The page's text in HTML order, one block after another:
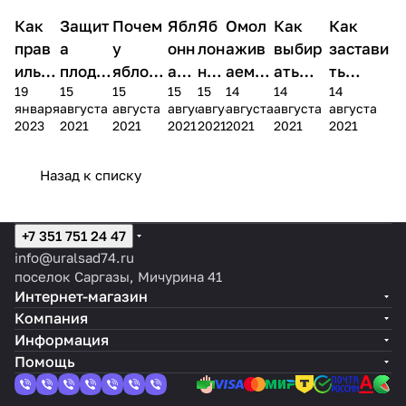
Посадка
и уход
Как
прав
ильно
поли
вать
19
января
2023
Болезни и
вредители
Защит
а
плодо
вых
дерев
нов
15
августа
2021
Посадка
и уход
Почем
у
яблони
плодон
осят
й год
15
августа
2021
Болезни и
вредители
Ябл
онн
ая
пло
до
15
августа
2021
Болезни и
вредители
Яб
лон
ны
й
пил
15
августа
2021
Посадка
и уход
Омол
ажив
аем
стары
е
14
августа
2021
Посадка
и уход
Как
выбир
ать
яблони
и
14
августа
2021
Посадка
и уход
Как
застави
ть
яблоню
плодон
14
августа
2021
Назад к списку
+7 351 751 24 47
info@uralsad74.ru
поселок Саргазы, Мичурина 41
Интернет-магазин
Компания
Информация
Помощь